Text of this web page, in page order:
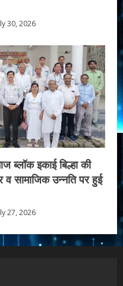
30, 2026
ब्लॉक इकाई बिल्हा की
सामाजिक उन्नति पर हुई
27, 2026